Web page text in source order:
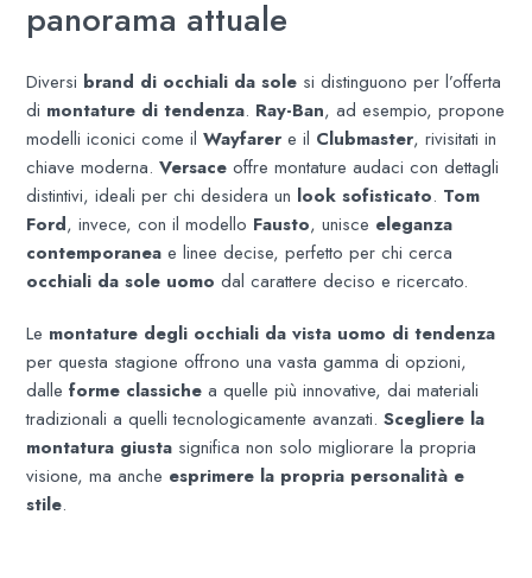
panorama attuale
Diversi brand di occhiali da sole si distinguono per l’offerta
di montature di tendenza. Ray-Ban, ad esempio, propone
modelli iconici come ilWayfarer e il Clubmaster, rivisitati in
chiave moderna.Versace offre montature audaci con dettagli
distintivi, ideali per chi desidera un look sofisticato. Tom
Ford, invece, con il modello Fausto, unisce eleganza
contemporanea e linee decise, perfetto per chi cerca
occhiali da sole uomo dal carattere deciso e ricercato.
Le montature degli occhiali da vista uomo di tendenza
per questa stagione offrono una vasta gamma di opzioni,
dalleforme classiche a quelle più innovative, dai materiali
tradizionali a quelli tecnologicamente avanzati.Scegliere la
montatura giusta significa non solo migliorare la propria
visione, ma anche esprimere la propria personalità e
stile.